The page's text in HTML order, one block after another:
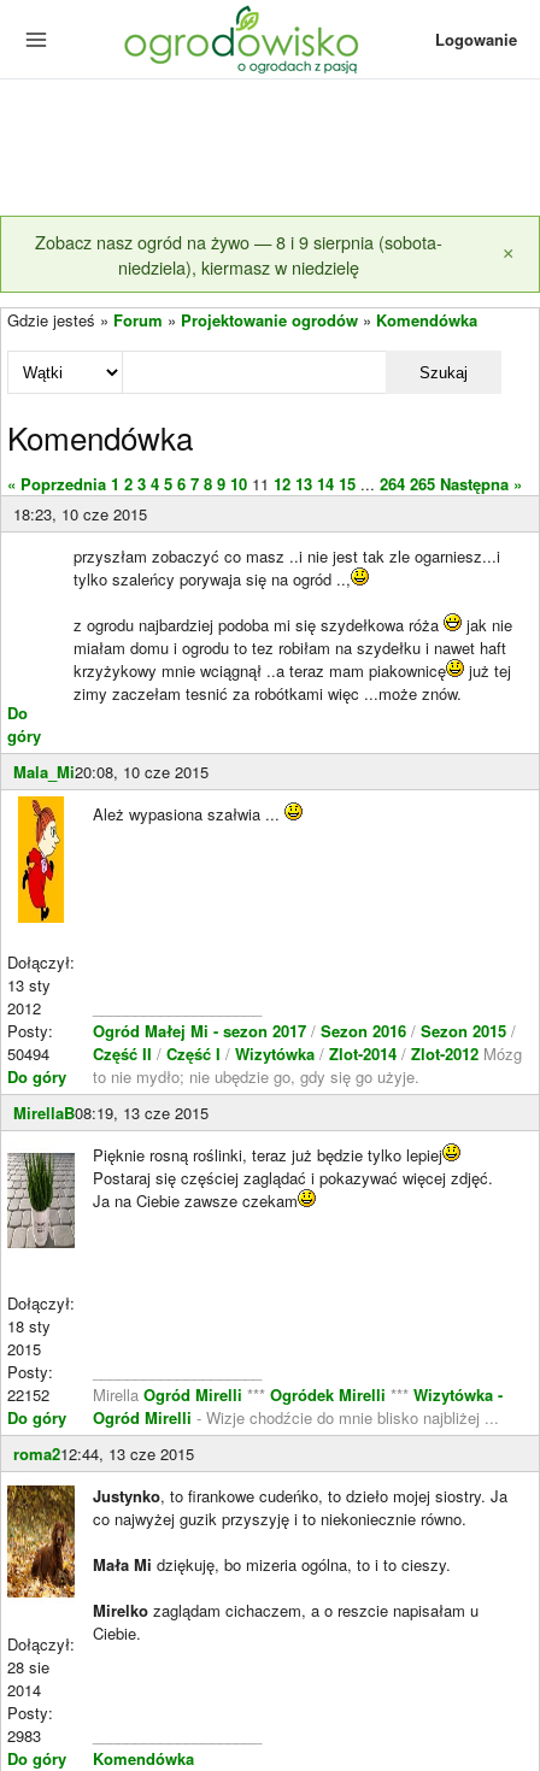
Logowanie
Zobacz nasz ogród na żywo — 8 i 9 sierpnia (sobota-
niedziela), kiermasz w niedzielę
×
Gdzie jesteś » Forum » Projektowanie ogrodów » Komendówka
Szukaj
Komendówka
« Poprzednia 1 2 3 4 5 6 7 8 9 10 11 12 13 14 15 ... 264 265 Następna »
18:23, 10 cze 2015
Do
góry
przyszłam zobaczyć co masz ..i nie jest tak zle ogarniesz...i
tylko szaleńcy porywaja się na ogród ..,
z ogrodu najbardziej podoba mi się szydełkowa róża
jak nie
miałam domu i ogrodu to tez robiłam na szydełku i nawet haft
krzyżykowy mnie wciągnął ..a teraz mam piakownicę
już tej
zimy zaczełam tesnić za robótkami więc ...może znów.
Mala_Mi20:08, 10 cze 2015
Dołączył:
13 sty
2012
Posty:
50494
Do góry
Ależ wypasiona szałwia ...
Ogród Małej Mi - sezon 2017 / Sezon 2016 / Sezon 2015 /
Część II / Część I / Wizytówka / Zlot-2014 / Zlot-2012 Mózg
to nie mydło; nie ubędzie go, gdy się go użyje.
MirellaB08:19, 13 cze 2015
Dołączył:
18 sty
2015
Posty:
22152
Do góry
Pięknie rosną roślinki, teraz już będzie tylko lepiej
Postaraj się częściej zaglądać i pokazywać więcej zdjęć.
Ja na Ciebie zawsze czekam
Mirella Ogród Mirelli *** Ogródek Mirelli *** Wizytówka -
Ogród Mirelli - Wizje chodźcie do mnie blisko najbliżej ...
roma212:44, 13 cze 2015
Dołączył:
28 sie
2014
Posty:
2983
Do góry
Justynko, to firankowe cudeńko, to dzieło mojej siostry. Ja
co najwyżej guzik przyszyję i to niekoniecznie równo.
Mała Mi dziękuję, bo mizeria ogólna, to i to cieszy.
Mirelko zaglądam cichaczem, a o reszcie napisałam u
Ciebie.
Komendówka